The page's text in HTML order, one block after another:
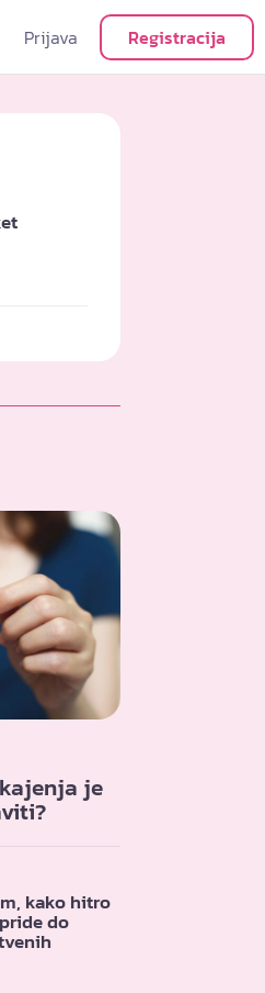
Prijava Registracija
je
kako hitro
do